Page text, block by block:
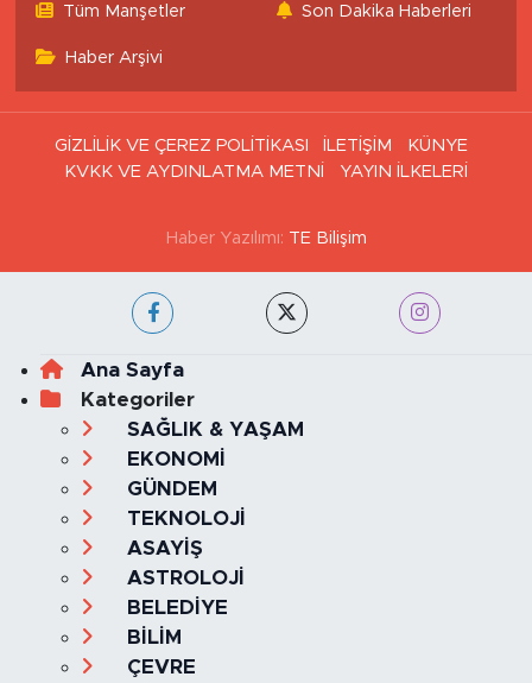
Tüm Manşetler Son Dakika Haberleri
Haber Arşivi
GİZLİLİK VE ÇEREZ POLİTİKASI İLETİŞİM
KÜNYE
KVKK VE AYDINLATMA METNİ
YAYIN İLKELERİ
Haber Yazılımı: TE Bilişim
Ana Sayfa
Kategoriler
SAĞLIK & YAŞAM
EKONOMİ
GÜNDEM
TEKNOLOJİ
ASAYİŞ
ASTROLOJİ
BELEDİYE
BİLİM
ÇEVRE